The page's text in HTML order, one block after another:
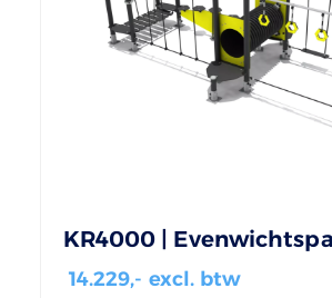
KR4000 |
14.229,- excl. btw